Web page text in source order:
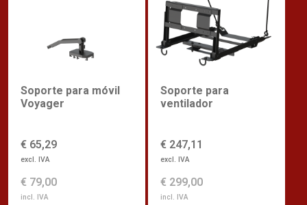
Soporte para móvil
Voyager
€ 65,29
excl. IVA
€ 79,00
incl. IVA
Soporte para
ventilador
€ 247,11
excl. IVA
€ 299,00
incl. IVA